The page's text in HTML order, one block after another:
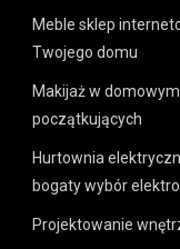
Meble sklep
Twojego domu
Makijaż w
początkujących
Hurtownia
bogaty wybór
Projektowanie